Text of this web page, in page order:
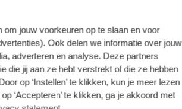
jouw voorkeuren op te slaan en voor
Ook delen we informatie over jouw
adverteren en analyse. Deze partners
die jij aan ze hebt verstrekt of die ze hebben
op ‘Instellen’ te klikken, kun je meer lezen
‘Accepteren’ te klikken, ga je akkoord met
geleverde
Line
en een